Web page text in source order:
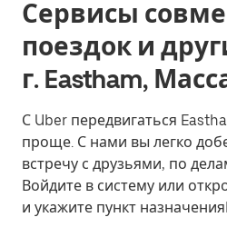
Сервисы
поездок и
г. Eastham,
С Uber передвигаться
проще. С нами вы легко
встречу с друзьями, по
Войдите в систему или
и укажите пункт